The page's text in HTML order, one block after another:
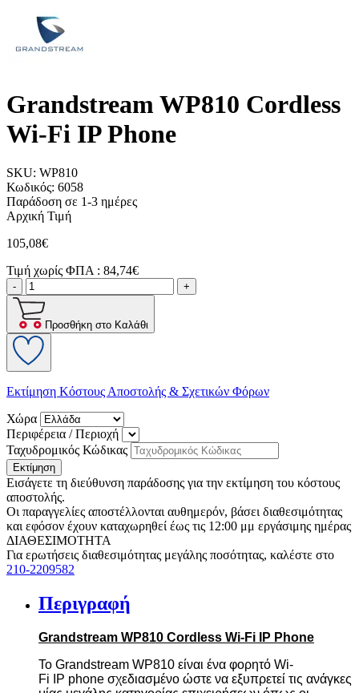
Grandstream WP810 Cordless
Wi-Fi IP Phone
SKU: WP810
Κωδικός: 6058
Παράδοση σε 1-3 ημέρες
Αρχική Τιμή
105,08€
Τιμή χωρίς ΦΠΑ : 84,74€
- +
Προσθήκη στο Καλάθι
Εκτίμηση Κόστους Αποστολής & Σχετικών Φόρων
Χώρα
Περιφέρεια / Περιοχή
Ταχυδρομικός Κώδικας
Εκτίμηση
Εισάγετε τη διεύθυνση παράδοσης για την εκτίμηση του κόστους
αποστολής.
Οι παραγγελίες αποστέλλονται αυθημερόν, βάσει διαθεσιμότητας
και εφόσον έχουν καταχωρηθεί έως τις 12:00 μμ εργάσιμης ημέρας
ΔΙΑΘΕΣΙΜΟΤΗΤΑ
Για ερωτήσεις διαθεσιμότητας μεγάλης ποσότητας, καλέστε στο
210-2209582
Περιγραφή
Grandstream WP810 Cordless Wi-Fi IP Phone
Το Grandstream WP810 είναι ένα φορητό Wi-
Fi
IP phone σχεδιασμένο ώστε να εξυπρετεί τις ανάγκες